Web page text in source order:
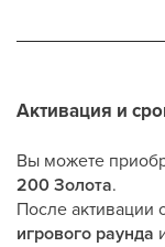
Активация и
Вы можете
200 Золота.
После активации
игрового раунда